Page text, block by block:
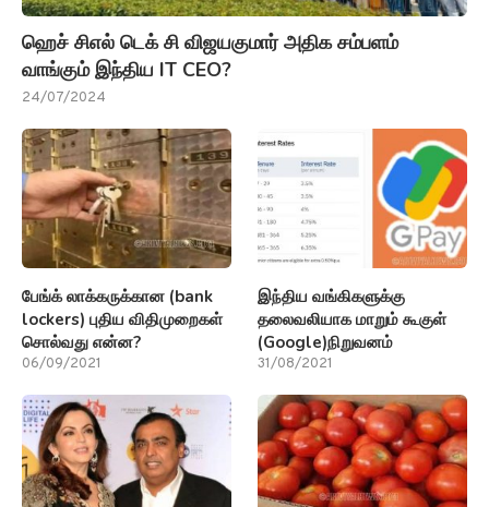
ஹெச் சிஎல் டெக் சி விஜயகுமார் அதிக சம்பளம்
வாங்கும் இந்திய IT CEO?
24/07/2024
பேங்க் லாக்கருக்கான (bank
lockers) புதிய விதிமுறைகள்
சொல்வது என்ன?
06/09/2021
இந்திய வங்கிகளுக்கு
தலைவலியாக மாறும் கூகுள்
(Google)நிறுவனம்
31/08/2021